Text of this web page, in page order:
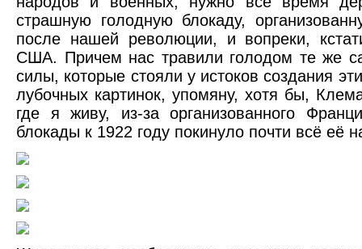
страшную голодную блокаду,
после нашей революции, и вопреки,
США. Причем нас травили голодом те же
силы, которые стояли у истоков создания
лубочных картинок, упомяну, хотя бы,
где я живу, из-за организованного
блокады к 1922 году покинуло почти всё её